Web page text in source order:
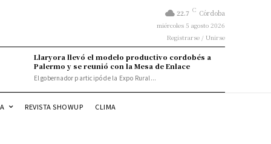
22.7 C Córdoba
miércoles 5 agosto 2026
Registrarse / Unirse
Llaryora llevó el modelo productivo cordobés a
Palermo y se reunió con la Mesa de Enlace
El gobernador participó de la Expo Rural...
REVISTA SHOWUP CLIMA